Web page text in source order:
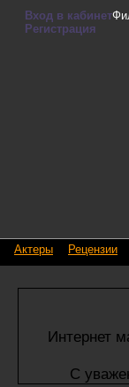
Интернет
С
Актеры Рецензии
Вход в кабинет
Регистрация